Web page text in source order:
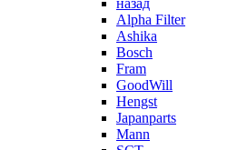
назад
Alpha Filter
Ashika
Bosch
Fram
GoodWill
Hengst
Japanparts
Mann